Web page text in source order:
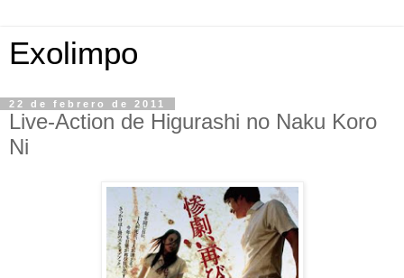
Exolimpo
22 de febrero de 2011
Live-Action de Higurashi no Naku Koro
Ni